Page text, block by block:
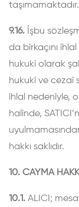
taşımamaktadır.
9.16. İşbu
da birkaçını
hukuki olarak
hukuki ve cezai
ihlal nedeniyle,
halinde,
hakkı saklıdır.
10. CAYMA
10.1. ALICI;